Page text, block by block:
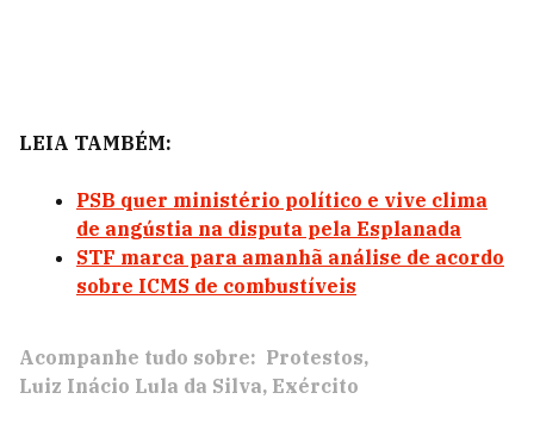
LEIA TAMBÉM:
PSB quer ministério político e vive clima
de angústia na disputa pela Esplanada
STF marca para amanhã análise de acordo
sobre ICMS de combustíveis
Acompanhe tudo sobre: Protestos
Luiz Inácio Lula da Silva Exército